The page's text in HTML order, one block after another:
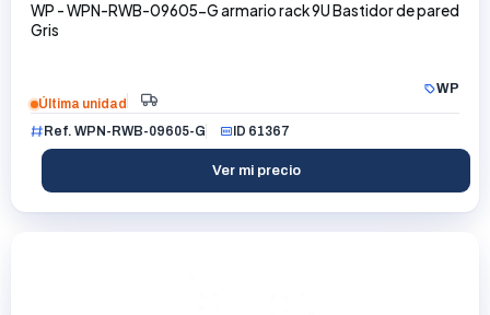
WP - WPN-RWB-09605-G armario rack 9U Bastidor de pared
Gris
WP
Última unidad
Ref. WPN-RWB-09605-G
ID 61367
Ver mi precio